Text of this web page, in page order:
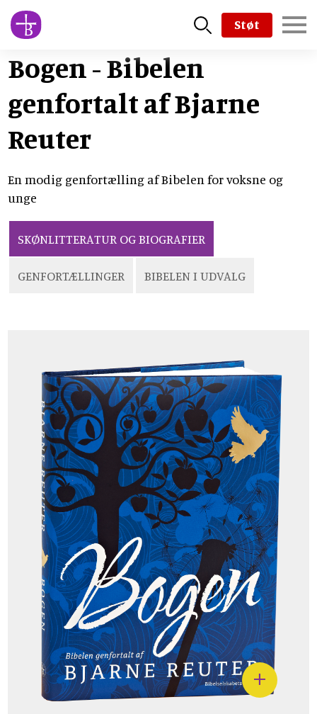
Skip
to
content
Støt
Bogen - Bibelen
genfortalt af Bjarne
Reuter
En modig genfortælling af Bibelen for voksne og
unge
SKØNLITTERATUR OG BIOGRAFIER
GENFORTÆLLINGER BIBELEN I UDVALG